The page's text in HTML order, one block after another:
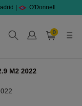
O'Donnell
0
M2 2022